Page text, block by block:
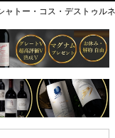
ャトー・コス・デストゥル